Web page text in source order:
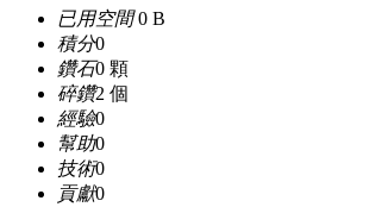
已用空間0 B
積分0
鑽石0 顆
碎鑽2 個
經驗0
幫助0
技術0
貢獻0